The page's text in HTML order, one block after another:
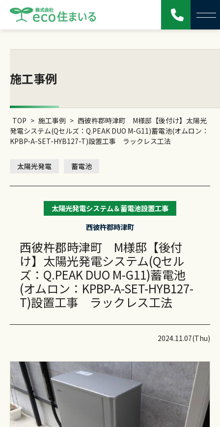
施工事例
TOP > 施工事例 > 西彼杵郡時津町 M様邸【後付け】太陽光
発電システム(Qセルズ：Q.PEAK DUO M-G11)蓄電池(オムロン：
KPBP-A-SET-HYB127-T)設置工事 ラックレス工法
太陽光発電 蓄電池
太陽光発電システム＆蓄電池設置工事
西彼杵郡時津町
西彼杵郡時津町 M様邸【後付
け】太陽光発電システム(Qセル
ズ：Q.PEAK DUO M-G11)蓄電池
(オムロン：KPBP-A-SET-HYB127-
T)設置工事 ラックレス工法
2024.11.07(Thu)